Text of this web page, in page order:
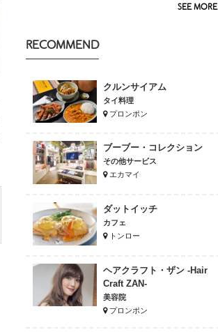
SEE MORE
RECOMMEND
クルンサイアム
タイ料理
プロンポン
ブーブー・コレクション
その他サービス
エカマイ
ダットイッチ
カフェ
トンロー
ヘアクラフト・ザン -Hair
Craft ZAN-
美容院
プロンポン